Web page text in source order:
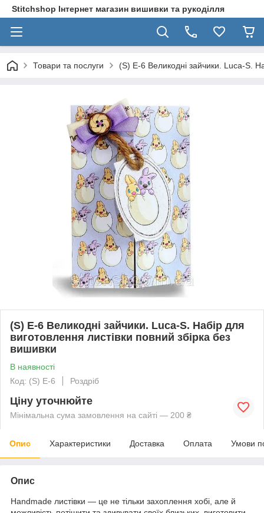
Stitchshop Інтернет магазин вишивки та рукоділля
Товари та послуги (S) E-6 Великодні зайчики. Luca-S.
(S) E-6 Великодні зайчики. Luca-S. Набір для
виготовлення листівки повний збірка без
вишивки
В наявності
Код: (S) E-6
Роздріб
Ціну уточнюйте
Мінімальна сума замовлення на сайті — 200 ₴
Опис Характеристики Доставка Оплата Умови
Опис
Handmade листівки — це не тільки захоплення хобі, але й